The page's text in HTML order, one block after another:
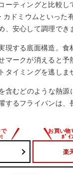
ーティングと比較し
ドミウムといった
、安心して調理でき
現する底面構造。食
マークが消えると予
タイミングを逃しま
含むどのような熱
するフライパンは、
楽